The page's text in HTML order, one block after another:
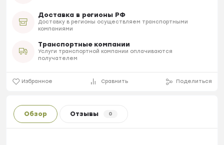
Доставка в регионы РФ
Доставку в регионы осуществляем транспортными
компаниями
Транспортные компании
Услуги транспортной компании оплачиваются
получателем
Избранное Сравнить Поделиться
Обзор Отзывы 0